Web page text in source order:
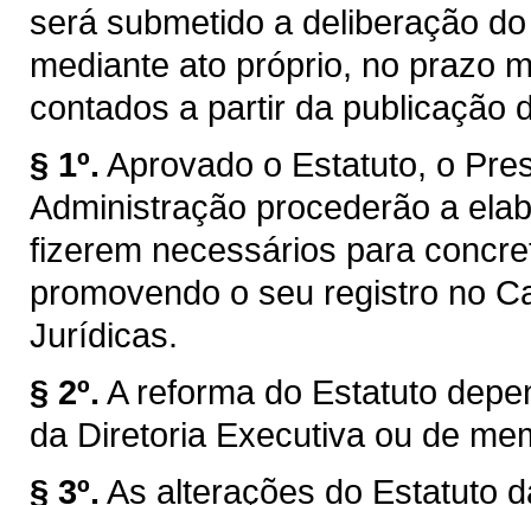
será submetido a deliberação
mediante ato próprio, no prazo
contados a partir da publicação
§ 1º. Aprovado o Estatuto, o
Administração procederão a
fizerem necessários para
promovendo o seu registro no
Jurídicas.
§ 2º. A reforma do Estatuto
da Diretoria Executiva ou de
§ 3º. As alterações do Estatuto